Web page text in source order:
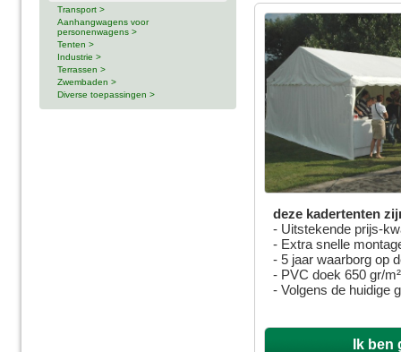
Transport >
Aanhangwagens voor
personenwagens >
Tenten >
Industrie >
Terrassen >
Zwembaden >
Diverse toepassingen >
deze kadertenten
- Uitstekende prijs-
- Extra snelle
- 5 jaar waarborg op
- PVC doek 650 gr/
- Volgens de huidige
Ik